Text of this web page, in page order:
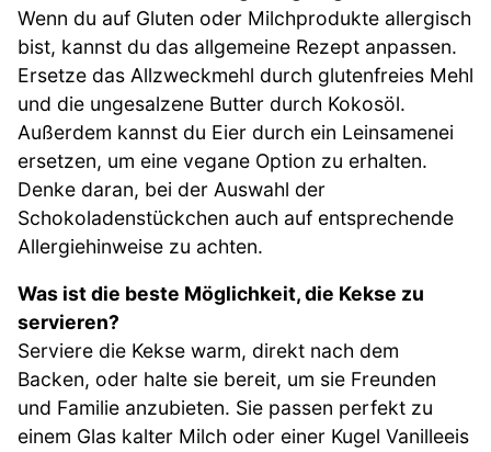
Wenn du auf Gluten oder Milchprodukte allergisch
bist, kannst du das allgemeine Rezept anpassen.
Ersetze das Allzweckmehl durch glutenfreies Mehl
und die ungesalzene Butter durch Kokosöl.
Außerdem kannst du Eier durch ein Leinsamenei
ersetzen, um eine vegane Option zu erhalten.
Denke daran, bei der Auswahl der
Schokoladenstückchen auch auf entsprechende
Allergiehinweise zu achten.
Was ist die beste Möglichkeit, die Kekse zu
servieren?
Serviere die Kekse warm, direkt nach dem
Backen, oder halte sie bereit, um sie Freunden
und Familie anzubieten. Sie passen perfekt zu
einem Glas kalter Milch oder einer Kugel Vanilleeis